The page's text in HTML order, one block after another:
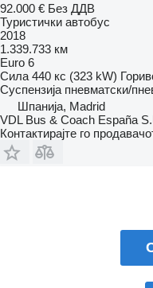
92.000 € Без ДДВ
Туристички автобус
2018
1.339.733 км
Euro 6
Сила 440 кс (323 kW)
Суспензија пневматски/
Шпанија, Madrid
VDL Bus & Coach España
Контактирајте го